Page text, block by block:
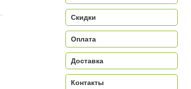
Скидки
Оплата
Доставка
Контакты